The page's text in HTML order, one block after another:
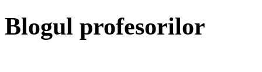
Blogul profesorilor